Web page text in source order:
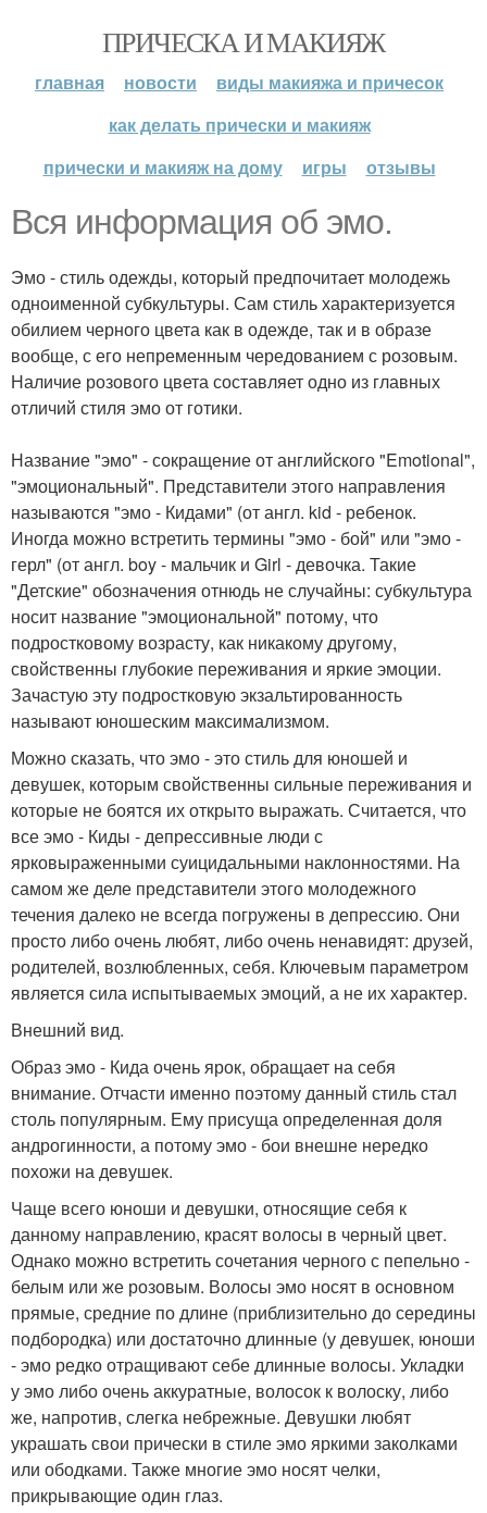
ПРИЧЕСКА И МАКИЯЖ
главная новости
виды макияжа и причесок
как делать прически и макияж
прически и макияж на дому
игры отзывы
Вся информация об эмо.
Эмо - стиль одежды, который предпочитает молодежь
одноименной субкультуры. Сам стиль характеризуется
обилием черного цвета как в одежде, так и в образе
вообще, с его непременным чередованием с розовым.
Наличие розового цвета составляет одно из главных
отличий стиля эмо от готики.
Название "эмо" - сокращение от английского "Emotional",
"эмоциональный". Представители этого направления
называются "эмо - Кидами" (от англ. kid - ребенок.
Иногда можно встретить термины "эмо - бой" или "эмо -
герл" (от англ. boy - мальчик и Girl - девочка. Такие
"Детские" обозначения отнюдь не случайны: субкультура
носит название "эмоциональной" потому, что
подростковому возрасту, как никакому другому,
свойственны глубокие переживания и яркие эмоции.
Зачастую эту подростковую экзальтированность
называют юношеским максимализмом.
Можно сказать, что эмо - это стиль для юношей и
девушек, которым свойственны сильные переживания и
которые не боятся их открыто выражать. Считается, что
все эмо - Киды - депрессивные люди с
ярковыраженными суицидальными наклонностями. На
самом же деле представители этого молодежного
течения далеко не всегда погружены в депрессию. Они
просто либо очень любят, либо очень ненавидят: друзей,
родителей, возлюбленных, себя. Ключевым параметром
является сила испытываемых эмоций, а не их характер.
Внешний вид.
Образ эмо - Кида очень ярок, обращает на себя
внимание. Отчасти именно поэтому данный стиль стал
столь популярным. Ему присуща определенная доля
андрогинности, а потому эмо - бои внешне нередко
похожи на девушек.
Чаще всего юноши и девушки, относящие себя к
данному направлению, красят волосы в черный цвет.
Однако можно встретить сочетания черного с пепельно -
белым или же розовым. Волосы эмо носят в основном
прямые, средние по длине (приблизительно до середины
подбородка) или достаточно длинные (у девушек, юноши
- эмо редко отращивают себе длинные волосы. Укладки
у эмо либо очень аккуратные, волосок к волоску, либо
же, напротив, слегка небрежные. Девушки любят
украшать свои прически в стиле эмо яркими заколками
или ободками. Также многие эмо носят челки,
прикрывающие один глаз.